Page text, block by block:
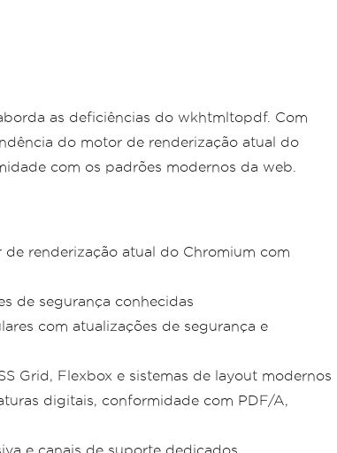
as deficiências do wkhtmltopdf. Com
do motor de renderização atual do
com os padrões modernos da web.
de renderização atual do Chromium com
de segurança conhecidas
com atualizações de segurança e
Grid, Flexbox e sistemas de layout modernos
digitais, conformidade com PDF/A,
e canais de suporte dedicados